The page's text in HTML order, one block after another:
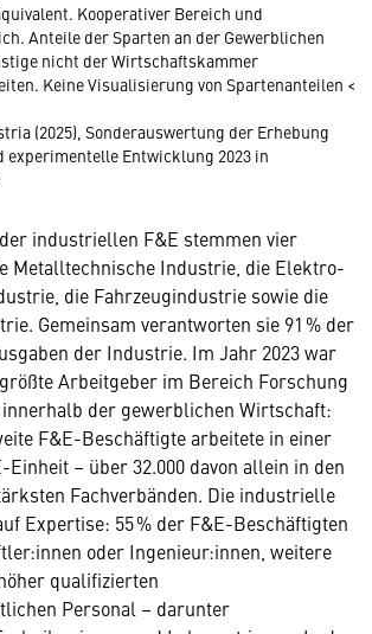
Kooperativer Bereich und
Anteile der Sparten an der Gewerblichen
nicht der Wirtschaftskammer
Keine Visualisierung von Spartenanteilen <
(2025), Sonderauswertung der Erhebung
experimentelle Entwicklung 2023 in
industriellen F&E stemmen vier
Metalltechnische Industrie, die Elektro-
die Fahrzeugindustrie sowie die
Gemeinsam verantworten sie 91 % der
der Industrie. Im Jahr 2023 war
Arbeitgeber im Bereich Forschung
der gewerblichen Wirtschaft:
F&E-Beschäftigte arbeitete in einer
– über 32.000 davon allein in den
Fachverbänden. Die industrielle
Expertise: 55 % der F&E-Beschäftigten
oder Ingenieur:innen, weitere
qualifizierten
Personal – darunter